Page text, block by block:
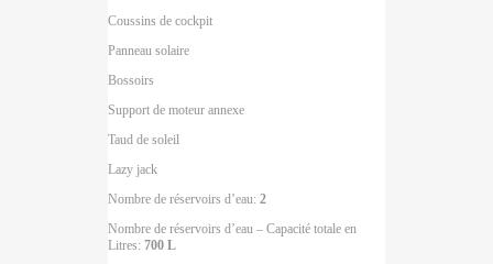
Coussins de cockpit
Panneau solaire
Bossoirs
Support de moteur annexe
Taud de soleil
Lazy jack
Nombre de réservoirs d’eau: 2
Nombre de réservoirs d’eau – Capacité totale en
Litres: 700 L